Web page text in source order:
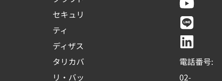
セキュリ
ティ
ディザス
タリカバ
リ・バッ
c
e
b
o
o
u
t
u
b
e
n
e
n
k
e
d
i
電話番号:
02-